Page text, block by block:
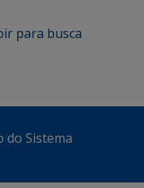
ir para busca
do Sistema